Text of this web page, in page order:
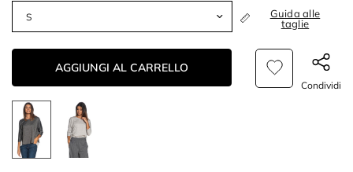
Guida alle
taglie
AGGIUNGI AL CARRELLO
Condividi